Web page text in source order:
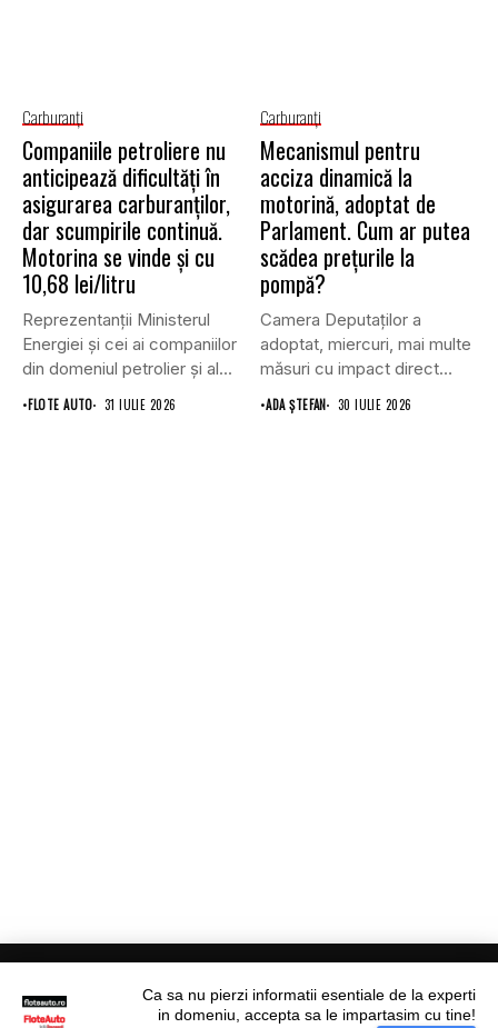
Carburanţi
Companiile petroliere nu
anticipează dificultăți în
asigurarea carburanților,
dar scumpirile continuă.
Motorina se vinde și cu
10,68 lei/litru
Reprezentanții Ministerul
Energiei și cei ai companiilor
din domeniul petrolier și al...
•FLOTE AUTO 31 IULIE 2026
Carburanţi
Mecanismul pentru
acciza dinamică la
motorină, adoptat de
Parlament. Cum ar putea
scădea prețurile la
pompă?
Camera Deputaților a
adoptat, miercuri, mai multe
măsuri cu impact direct
asupra...
•ADA ȘTEFAN 30 IULIE 2026
Ca sa nu pierzi informatii esentiale de la experti
in domeniu, accepta sa le impartasim cu tine!